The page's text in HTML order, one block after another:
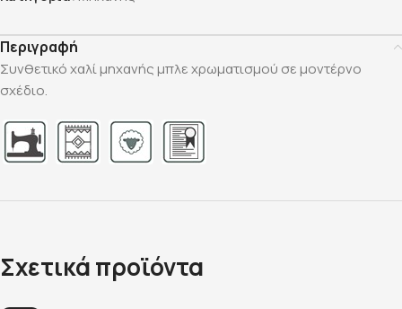
Περιγραφή
Συνθετικό χαλί μηχανής μπλε χρωματισμού σε μοντέρνο
σχέδιο.
Σχετικά προϊόντα